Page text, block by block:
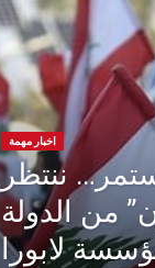
اخبار مهمة
ننتظر
من الدولة
لابورا